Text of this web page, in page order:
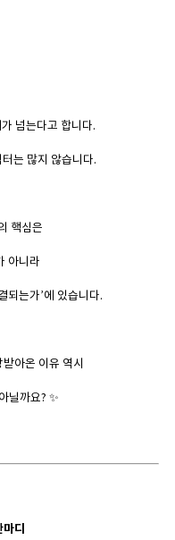
넘는다고 합니다.
는 많지 않습니다.
핵심은
아니라
되는가’에 있습니다.
아온 이유 역시
닐까요? ✨
디